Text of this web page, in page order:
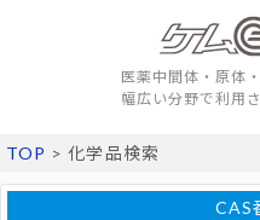
医薬中間体・原体
幅広い分野で利用
TOP > 化学品検索
CAS